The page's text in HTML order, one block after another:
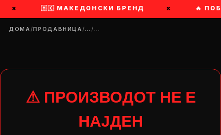
× 🇲🇰 МАКЕДОНСКИ БРЕНД × 🔥
ДОМА/ПРОДАВНИЦА/…/…
⚠ ПРОИЗВОДОТ НЕ Е
НАЈДЕН